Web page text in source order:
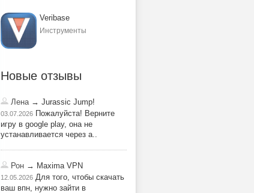
Veribase
Инструменты
Новые отзывы
Лена→ Jurassic Jump!
03.07.2026 Пожалуйста! Верните
игру в google play, она не
устанавливается через a..
Рон → Maxima VPN
12.05.2026 Для того, чтобы скачать
ваш впн, нужно зайти в